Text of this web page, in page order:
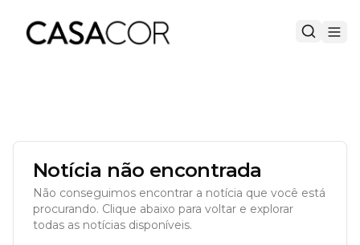
Notícia não encontrada
Não conseguimos encontrar a notícia que você está
procurando. Clique abaixo para voltar e explorar
todas as notícias disponíveis.